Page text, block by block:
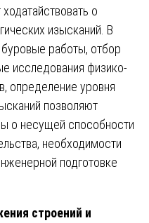
о
изысканий. В
работы, отбор
исследования физико-
определение уровня
позволяют
о несущей способности
необходимости
подготовке
строений и